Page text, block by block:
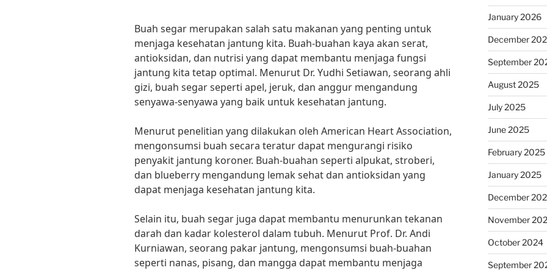
Buah segar merupakan salah satu makanan yang penting untuk
menjaga kesehatan jantung kita. Buah-buahan kaya akan serat,
antioksidan, dan nutrisi yang dapat membantu menjaga fungsi
jantung kita tetap optimal. Menurut Dr. Yudhi Setiawan, seorang ahli
gizi, buah segar seperti apel, jeruk, dan anggur mengandung
senyawa-senyawa yang baik untuk kesehatan jantung.
Menurut penelitian yang dilakukan oleh American Heart Association,
mengonsumsi buah secara teratur dapat mengurangi risiko
penyakit jantung koroner. Buah-buahan seperti alpukat, stroberi,
dan blueberry mengandung lemak sehat dan antioksidan yang
dapat menjaga kesehatan jantung kita.
Selain itu, buah segar juga dapat membantu menurunkan tekanan
darah dan kadar kolesterol dalam tubuh. Menurut Prof. Dr. Andi
Kurniawan, seorang pakar jantung, mengonsumsi buah-buahan
seperti nanas, pisang, dan mangga dapat membantu menjaga
January 2026
December
September
August 2025
July 2025
June 2025
February 2025
January 2025
December
November
October 2024
September